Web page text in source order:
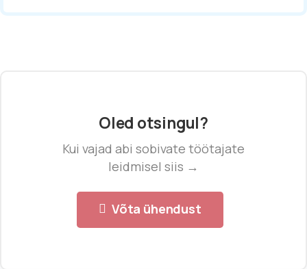
Oled otsingul?
Kui vajad abi sobivate töötajate
leidmisel siis →
Võta ühendust